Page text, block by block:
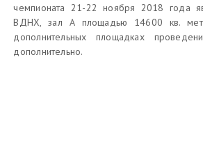
чемпионата 21-22 ноября 2018 года
ВДНХ, зал А площадью 14600 кв.
дополнительных площадках
дополнительно.